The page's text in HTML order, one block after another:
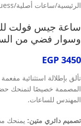
الرئيسية/ساعات أصلية/
وسوار فضي من
EGP 3450
تألق بإطلالة استثنائية
المصممة خصيصًا لتمنحك
المهندس للساعات.
تصميم دائري متين: يمنحك